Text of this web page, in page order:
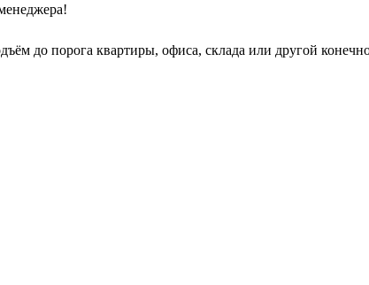
до порога квартиры, офиса, склада или другой